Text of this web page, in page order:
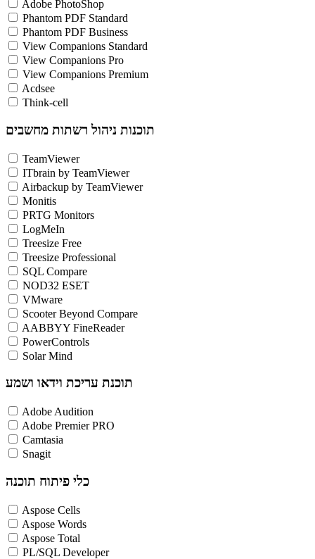
Adobe PhotoShop
Phantom PDF Standard
Phantom PDF Business
View Companions Standard
View Companions Pro
View Companions Premium
Acdsee
Think-cell
תוכנות ניהול רשתות מחשבים
TeamViewer
ITbrain by TeamViewer
Airbackup by TeamViewer
Monitis
PRTG Monitors
LogMeIn
Treesize Free
Treesize Professional
SQL Compare
NOD32 ESET
VMware
Scooter Beyond Compare
AABBYY FineReader
PowerControls
Solar Mind
תוכנת עריכת וידאו ושמע
Adobe Audition
Adobe Premier PRO
Camtasia
Snagit
כלי פיתוח תוכנה
Aspose Cells
Aspose Words
Aspose Total
PL/SQL Developer